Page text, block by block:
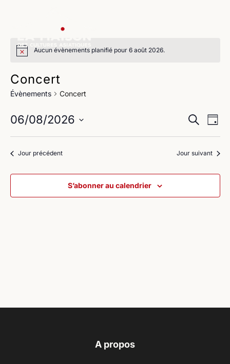
Aucun évènements planifié pour 6 août 2026.
Concert
Évènements Concert
et
de
vues
Recherche
de
Jour
06/08/2026
date.Jour précédent Jour suivant
S’abonner au calendrier
A propos